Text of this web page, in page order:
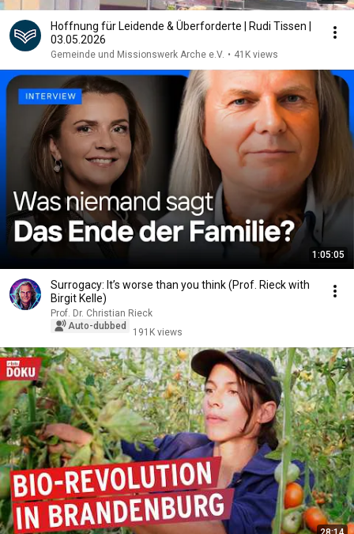
Hoffnung für Leidende & Überforderte | Rudi Tissen |
03.05.2026
Gemeinde und Missionswerk Arche e.V. • 41K views
1:05:05
Surrogacy: It’s worse than you think (Prof. Rieck with
Birgit Kelle)
Prof. Dr. Christian Rieck
Auto-dubbed
191K views